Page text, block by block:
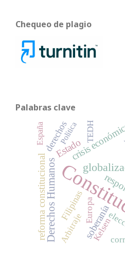
Chequeo de plagio
Palabras clave
Derechos Humanos
crisis
Estado
reforma constitucional soberanía
Filipinas
derechos TEDH
Europa
Arbitraje Kelsen
Política
España